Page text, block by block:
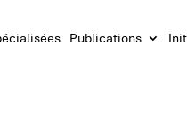
Publications